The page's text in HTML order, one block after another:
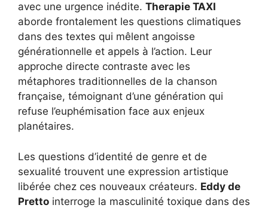
avec une urgence inédite. Therapie TAXI
aborde frontalement les questions climatiques
dans des textes qui mêlent angoisse
générationnelle et appels à l’action. Leur
approche directe contraste avec les
métaphores traditionnelles de la chanson
française, témoignant d’une génération qui
refuse l’euphémisation face aux enjeux
planétaires.
Les questions d’identité de genre et de
sexualité trouvent une expression artistique
libérée chez ces nouveaux créateurs. Eddy de
Pretto interroge la masculinité toxique dans des